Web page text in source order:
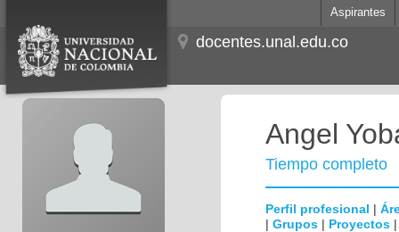
Aspirantes
docentes.unal.edu.co
Angel
Tiempo completo
Perfil profesional |
| Grupos | Proyectos